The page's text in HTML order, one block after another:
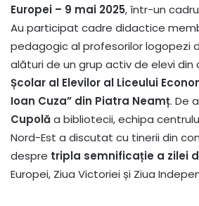
Europei – 9 mai 2025, într-un
Au participat cadre didactice
pedagogic al profesorilor logopezi
alături de un grup activ de elevi din
Școlar al Elevilor al Liceului
Ioan Cuza” din Piatra Neamț. De
Cupolăa bibliotecii, echipa centrului
Nord-Est a discutat cu tinerii din
despre tripla semnificație a zilei
Europei, Ziua Victoriei și Ziua